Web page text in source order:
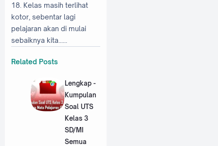
18. Kelas masih terlihat
kotor, sebentar lagi
pelajaran akan di mulai
sebaiknya kita......
Related Posts
Lengkap -
Kumpulan
Soal UTS
Kelas 3
SD/MI
Semua